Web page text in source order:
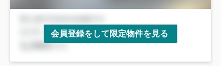
会員登録をして限定物件を見る